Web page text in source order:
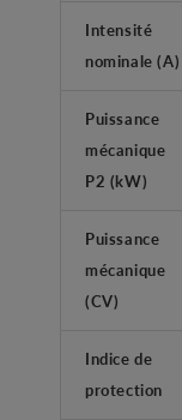
Intensité
nominale (A)
Puissance
mécanique
P2 (kW)
Puissance
mécanique
(CV)
Indice de
protection